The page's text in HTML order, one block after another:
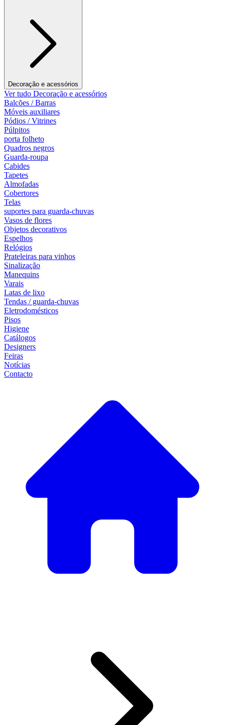
Decoração e acessórios
Ver tudo Decoração e acessórios
Balcões / Barras
Móveis auxiliares
Pódios / Vitrines
Púlpitos
porta folheto
Quadros negros
Guarda-roupa
Cabides
Tapetes
Almofadas
Cobertores
Telas
suportes para guarda-chuvas
Vasos de flores
Objetos decorativos
Espelhos
Relógios
Prateleiras para vinhos
Sinalização
Manequins
Varais
Latas de lixo
Tendas / guarda-chuvas
Eletrodomésticos
Pisos
Higiene
Catálogos
Designers
Feiras
Notícias
Contacto